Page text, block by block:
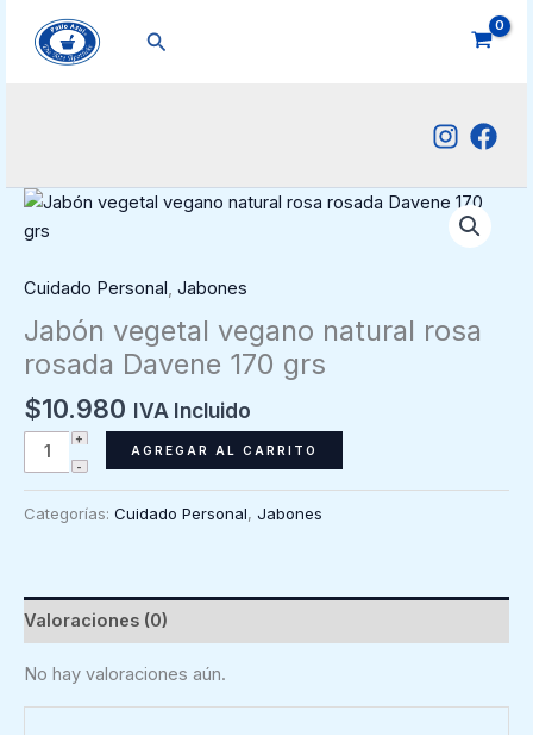
contenido
Buscar
Cuidado Personal, Jabones
Jabón vegetal vegano natural rosa
rosada Davene 170 grs
$10.980 IVA Incluido
Jabón
vegetal
natural
Davene
170
grs
cantidad
AGREGAR AL CARRITO
Categorías: Cuidado Personal, Jabones
Valoraciones (0)
No hay valoraciones aún.